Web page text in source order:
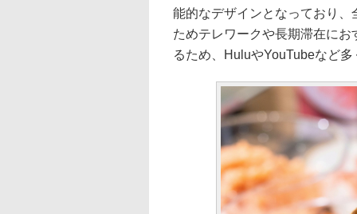
能的なデザインとなっており
ためテレワークや長期滞在に
るため、HuluやYouTubeなど